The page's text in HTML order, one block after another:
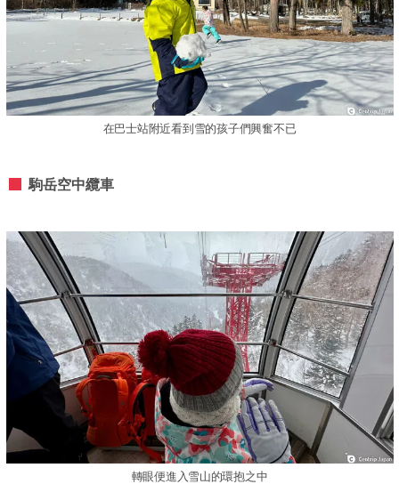
在巴士站附近看到雪的孩子們興奮不已
駒岳空中纜車
轉眼便進入雪山的環抱之中